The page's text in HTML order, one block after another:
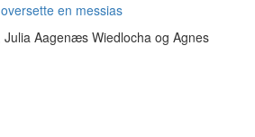
en messias
Aagenæs Wiedlocha og Agnes